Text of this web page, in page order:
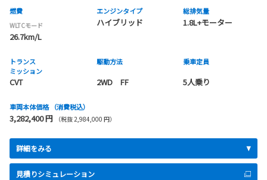
燃費
WLTCモード
26.7km/L
エンジンタイプ
ハイブリッド
総排気量
1.8L+モーター
トランス
ミッション
CVT
駆動方法
2WD FF
乗車定員
5人乗り
車両本体価格 （消費税込）
3,282,400 円 （税抜 2,984,000 円）
詳細をみる
見積りシミュレーション